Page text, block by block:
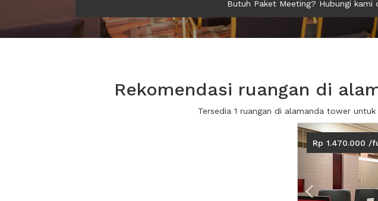
Butuh Paket Meeting? Hubungi kami
Rekomendasi ruangan di
Tersedia 1 ruangan di alamanda tower
Previous
Rp 1.470.000 /